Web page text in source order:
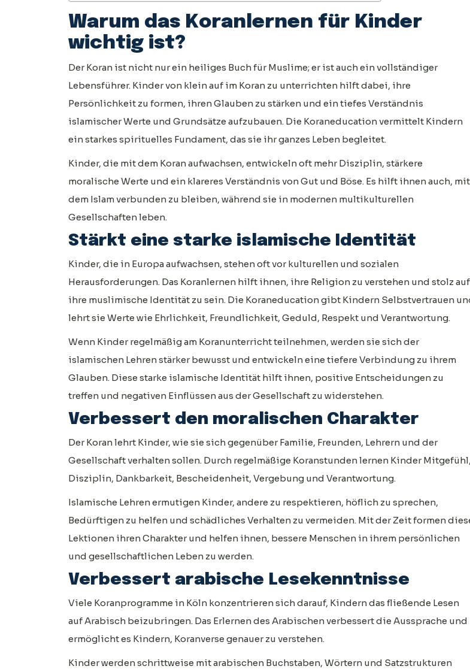
Warum das Koranlernen für Kinder
wichtig ist?
Der Koran ist nicht nur ein heiliges Buch für Muslime; er ist auch ein vollständiger
Lebensführer. Kinder von klein auf im Koran zu unterrichten hilft dabei, ihre
Persönlichkeit zu formen, ihren Glauben zu stärken und ein tiefes Verständnis
islamischer Werte und Grundsätze aufzubauen. Die Koraneducation vermittelt Kindern
ein starkes spirituelles Fundament, das sie ihr ganzes Leben begleitet.
Kinder, die mit dem Koran aufwachsen, entwickeln oft mehr Disziplin, stärkere
moralische Werte und ein klareres Verständnis von Gut und Böse. Es hilft ihnen auch, mit
dem Islam verbunden zu bleiben, während sie in modernen multikulturellen
Gesellschaften leben.
Stärkt eine starke islamische Identität
Kinder, die in Europa aufwachsen, stehen oft vor kulturellen und sozialen
Herausforderungen. Das Koranlernen hilft ihnen, ihre Religion zu verstehen und stolz auf
ihre muslimische Identität zu sein. Die Koraneducation gibt Kindern Selbstvertrauen
lehrt sie Werte wie Ehrlichkeit, Freundlichkeit, Geduld, Respekt und Verantwortung.
Wenn Kinder regelmäßig am Koranunterricht teilnehmen, werden sie sich der
islamischen Lehren stärker bewusst und entwickeln eine tiefere Verbindung zu ihrem
Glauben. Diese starke islamische Identität hilft ihnen, positive Entscheidungen zu
treffen und negativen Einflüssen aus der Gesellschaft zu widerstehen.
Verbessert den moralischen Charakter
Der Koran lehrt Kinder, wie sie sich gegenüber Familie, Freunden, Lehrern und der
Gesellschaft verhalten sollen. Durch regelmäßige Koranstunden lernen Kinder Mitgefühl,
Disziplin, Dankbarkeit, Bescheidenheit, Vergebung und Verantwortung.
Islamische Lehren ermutigen Kinder, andere zu respektieren, höflich zu sprechen,
Bedürftigen zu helfen und schädliches Verhalten zu vermeiden. Mit der Zeit formen
Lektionen ihren Charakter und helfen ihnen, bessere Menschen in ihrem persönlichen
und gesellschaftlichen Leben zu werden.
Verbessert arabische Lesekenntnisse
Viele Koranprogramme in Köln konzentrieren sich darauf, Kindern das fließende Lesen
auf Arabisch beizubringen. Das Erlernen des Arabischen verbessert die Aussprache und
ermöglicht es Kindern, Koranverse genauer zu verstehen.
Kinder werden schrittweise mit arabischen Buchstaben, Wörtern und Satzstrukturen